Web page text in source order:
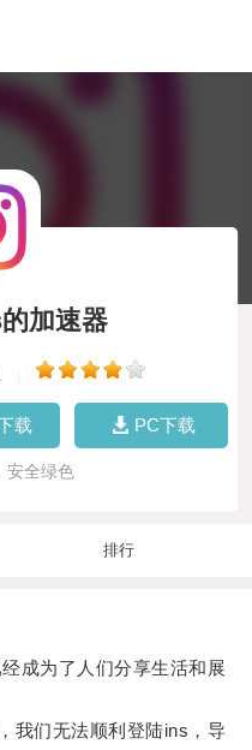
加速器
载 PC下载
安全绿色
排行
为了人们分享生活和展
们无法顺利登陆ins，导